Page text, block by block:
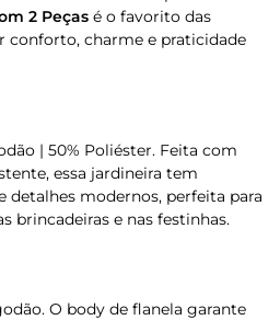
2 Peças é o favorito das
conforto, charme e praticidade
| 50% Poliéster. Feita com
essa jardineira tem
modernos, perfeita para
brincadeiras e nas festinhas.
O body de flanela garante